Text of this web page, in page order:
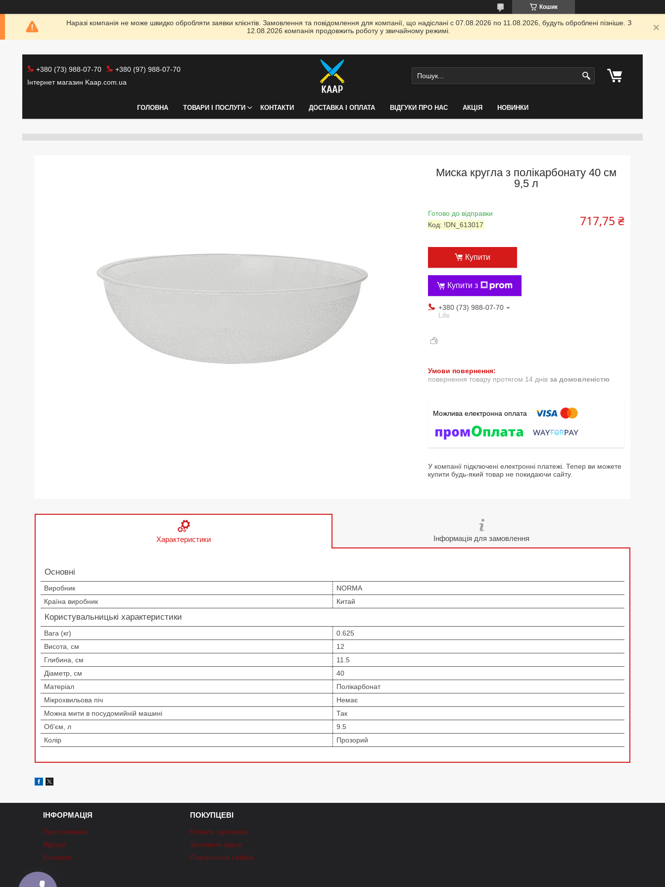
Кошик
Наразі компанія не може швидко обробляти заявки клієнтів. Замовлення та повідомлення для компанії, що надіслані с 07.08.2026 по 11.08.2026, будуть оброблені пізніше. З
12.08.2026 компанія продовжить роботу у звичайному режимі.
+380 (73) 988-07-70
+380 (97) 988-07-70
Інтернет магазин Kaap.com.ua
ГОЛОВНА ТОВАРИ І ПОСЛУГИ КОНТАКТИ ДОСТАВКА І ОПЛАТА ВІДГУКИ ПРО НАС АКЦІЯ НОВИНКИ
Миска кругла з полікарбонату 40 см
9,5 л
Готово до відправки
Код: !DN_613017 717,75 ₴
Купити
Купити з
+380 (73) 988-07-70
Life
повернення товару протягом 14 днів за домовленістю
У компанії підключені електронні платежі. Тепер ви можете
купити будь-який товар не покидаючи сайту.
Характеристики Інформація для замовлення
Основні
Виробник
NORMA
Країна виробник
Китай
Користувальницькі характеристики
Вага (кг)
0.625
Висота, см
12
Глибина, см
11.5
Діаметр, см
40
Матеріал
Полікарбонат
Мікрохвильова піч
Немає
Можна мити в посудомийній машині
Так
Об'єм, л
9.5
Колір
Прозорий
ІНФОРМАЦІЯ
Про компанію
Відгуки
Контакти
ПОКУПЦЕВІ
Оплата і доставка
Залишити відгук
Повернення і обмін